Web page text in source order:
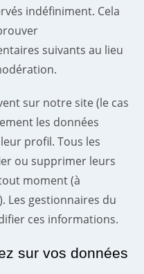
indéfiniment. Cela
suivants au lieu
sur notre site (le cas
les données
profil. Tous les
ou supprimer leurs
moment (à
Les gestionnaires du
ces informations.
sur vos données